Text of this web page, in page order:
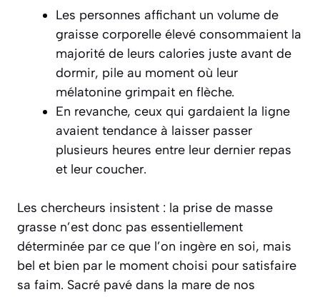
Les personnes affichant un volume de
graisse corporelle élevé consommaient la
majorité de leurs calories juste avant de
dormir, pile au moment où leur
mélatonine grimpait en flèche.
En revanche, ceux qui gardaient la ligne
avaient tendance à laisser passer
plusieurs heures entre leur dernier repas
et leur coucher.
Les chercheurs insistent : la prise de masse
grasse n’est donc pas essentiellement
déterminée par ce que l’on ingère en soi, mais
bel et bien par le moment choisi pour satisfaire
sa faim. Sacré pavé dans la mare de nos